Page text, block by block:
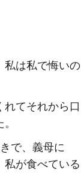
私は私で悔いの
てそれから口
で、義母に
私が食べている